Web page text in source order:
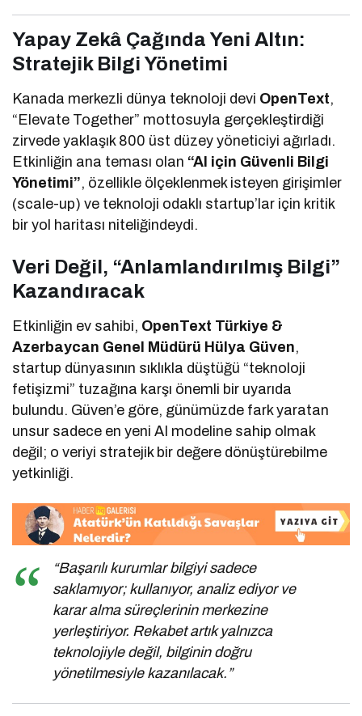
Yapay Zekâ Çağında Yeni Altın:
Stratejik Bilgi Yönetimi
Kanada merkezli dünya teknoloji devi OpenText,
“Elevate Together” mottosuyla gerçekleştirdiği
zirvede yaklaşık 800 üst düzey yöneticiyi ağırladı.
Etkinliğin ana teması olan “AI için Güvenli Bilgi
Yönetimi”, özellikle ölçeklenmek isteyen girişimler
(scale-up) ve teknoloji odaklı startup’lar için kritik
bir yol haritası niteliğindeydi.
Veri Değil, “Anlamlandırılmış Bilgi”
Kazandıracak
Etkinliğin ev sahibi, OpenText Türkiye &
Azerbaycan Genel Müdürü Hülya Güven,
startup dünyasının sıklıkla düştüğü “teknoloji
fetişizmi” tuzağına karşı önemli bir uyarıda
bulundu. Güven’e göre, günümüzde fark yaratan
unsur sadece en yeni AI modeline sahip olmak
değil; o veriyi stratejik bir değere dönüştürebilme
yetkinliği.
“Başarılı kurumlar bilgiyi sadece
saklamıyor; kullanıyor, analiz ediyor ve
karar alma süreçlerinin merkezine
yerleştiriyor. Rekabet artık yalnızca
teknolojiyle değil, bilginin doğru
yönetilmesiyle kazanılacak.”